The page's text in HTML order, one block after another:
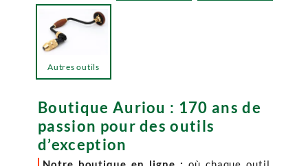
Boutique Auriou : 170 ans de
passion pour des outils
d’exception
Autres outils